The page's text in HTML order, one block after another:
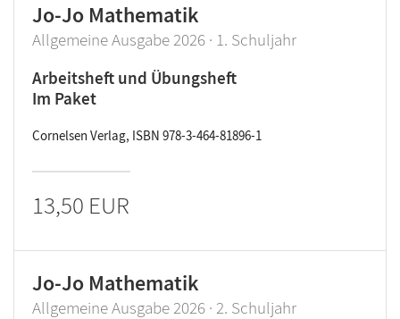
Jo-Jo Mathematik
Allgemeine Ausgabe 2026 · 1. Schuljahr
Arbeitsheft und Übungsheft
Im Paket
Cornelsen Verlag, ISBN 978-3-464-81896-1
13,50 EUR
Jo-Jo Mathematik
Allgemeine Ausgabe 2026 · 2. Schuljahr